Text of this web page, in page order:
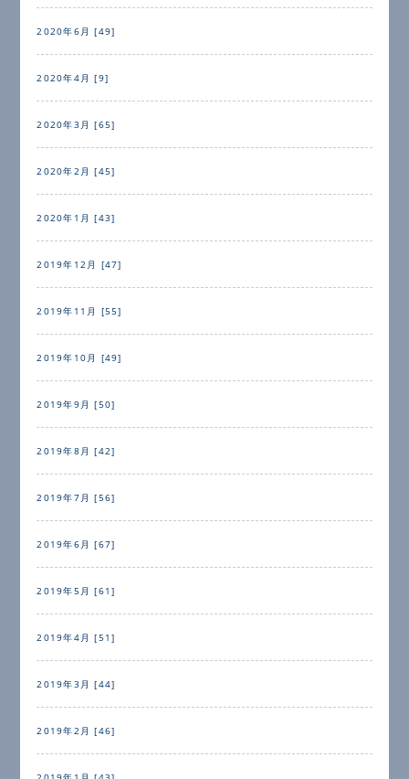
2020年6月 [49]
2020年4月 [9]
2020年3月 [65]
2020年2月 [45]
2020年1月 [43]
2019年12月 [47]
2019年11月 [55]
2019年10月 [49]
2019年9月 [50]
2019年8月 [42]
2019年7月 [56]
2019年6月 [67]
2019年5月 [61]
2019年4月 [51]
2019年3月 [44]
2019年2月 [46]